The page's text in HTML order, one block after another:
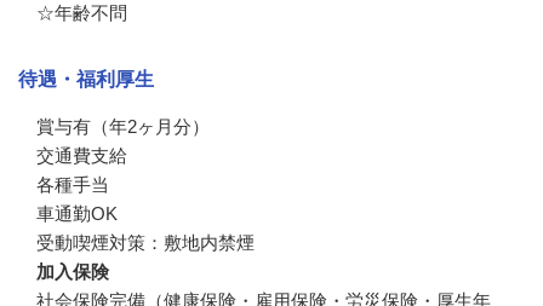
☆年齢不問
待遇・福利厚生
賞与有（年2ヶ月分）
交通費支給
各種手当
車通勤OK
受動喫煙対策：敷地内禁煙
加入保険
社会保険完備（健康保険・雇用保険・労災保険・厚生年